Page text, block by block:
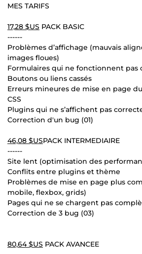
MES TARIFS
17,28 $US PACK BASIC
------
Problèmes d’affichage (mauvais
images floues)
Formulaires qui ne fonctionnent pas
Boutons ou liens cassés
Erreurs mineures de mise en page
CSS
Plugins qui ne s’affichent pas
Correction d'un bug (01)
46,08 $USPACK INTERMEDIAIRE
------
Site lent (optimisation des
Conflits entre plugins et thème
Problèmes de mise en page plus
mobile, flexbox, grids)
Pages qui ne se chargent pas
Correction de 3 bug (03)
80,64 $US PACK AVANCEE